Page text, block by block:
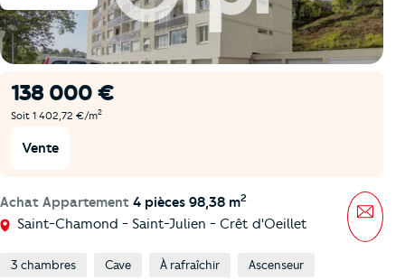
138 000 €
Soit 1 402,72 €/m2
Vente
Achat Appartement 4 pièces 98,38 m2
Saint-Chamond - Saint-Julien - Crêt d'Oeillet
3 chambres Cave À rafraîchir Ascenseur